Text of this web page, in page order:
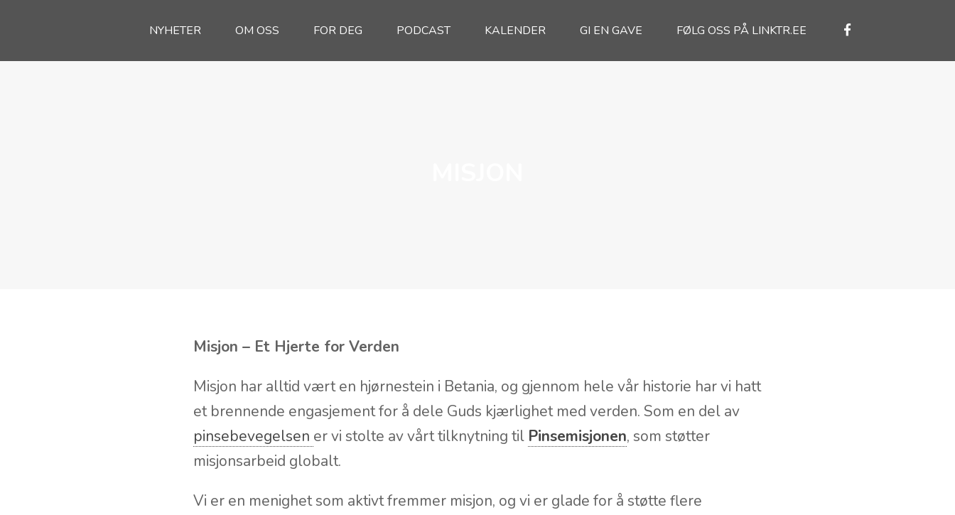
NYHETER OM OSS FOR DEG PODCAST KALENDER GI EN GAVE FØLG OSS PÅ LINKTR.EE
Misjon – Et Hjerte for Verden
Misjon har alltid vært en hjørnestein i Betania, og gjennom hele vår historie har vi hatt
et brennende engasjement for å dele Guds kjærlighet med verden. Som en del av
pinsebevegelsen er vi stolte av vårt tilknytning til Pinsemisjonen, som støtter
misjonsarbeid globalt.
Vi er en menighet som aktivt fremmer misjon, og vi er glade for å støtte flere